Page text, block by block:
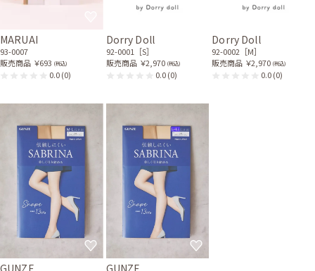
MARUAI
93-0007
販売商品 ￥693 (税込)
0.0(0)
Dorry Doll
92-0001［S］
販売商品 ￥2,970 (税込)
0.0(0)
Dorry Doll
92-0002［M］
販売商品 ￥2,970 (税込)
0.0(0)
GUNZE GUNZE